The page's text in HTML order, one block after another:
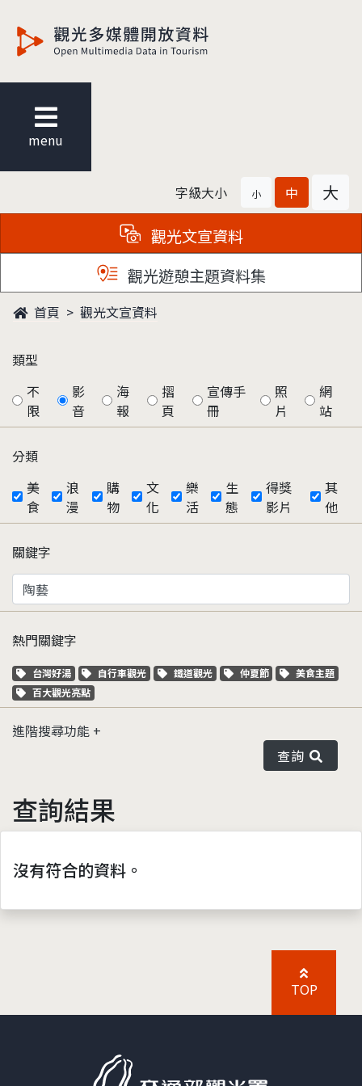
menu
字級大小 小 中 大
觀光文宣資料
觀光遊憩主題資料集
首頁 觀光文宣資料
類型
不
限
影
音
海
報
摺
頁
宣傳手
冊
照
片
網
站
分類
美
食
浪
漫
購
物
文
化
樂
活
生
態
得獎
影片
其
他
關鍵字
熱門關鍵字
關鍵字標籤
台灣好湯 關鍵字標籤
自行車觀光 關鍵字標籤
鐵道觀光 關鍵字標籤
仲夏節 關鍵字標籤
美食主題
關鍵字標籤
百大觀光亮點
進階搜尋功能
查詢
查詢結果
沒有符合的資料。
TOP